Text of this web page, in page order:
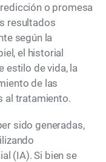
o promesa
resultados
según la
el historial
estilo de vida, la
de las
al tratamiento.
sido generadas,
(IA). Si bien se